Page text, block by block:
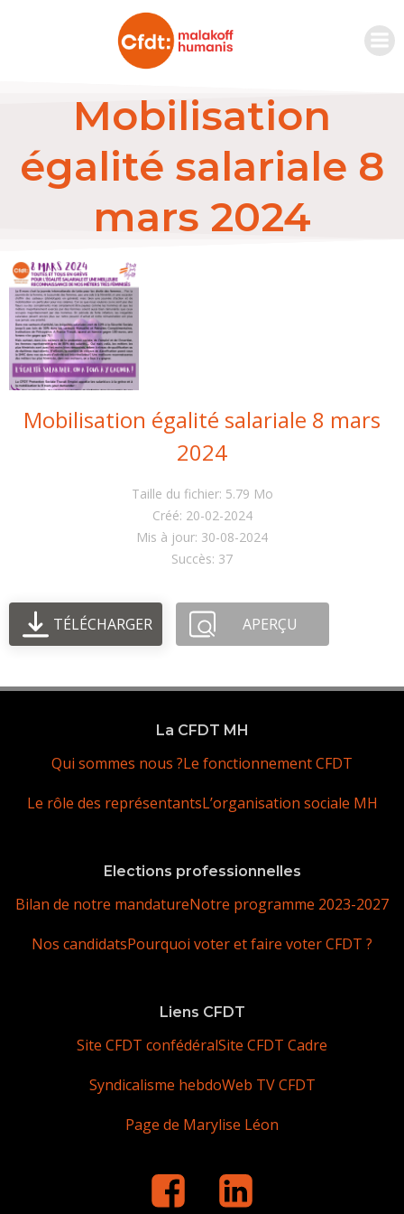
Mobilisation
égalité salariale 8
mars 2024
Mobilisation égalité salariale 8 mars
2024
Taille du fichier: 5.79 Mo
Créé: 20-02-2024
Mis à jour: 30-08-2024
Succès: 37
TÉLÉCHARGER APERÇU
La CFDT MH
Qui sommes nous ?Le fonctionnement CFDT
Le rôle des représentantsL’organisation sociale MH
Elections professionnelles
Bilan de notre mandatureNotre programme 2023-2027
Nos candidatsPourquoi voter et faire voter CFDT ?
Liens CFDT
Site CFDT confédéralSite CFDT Cadre
Syndicalisme hebdoWeb TV CFDT
Page de Marylise Léon